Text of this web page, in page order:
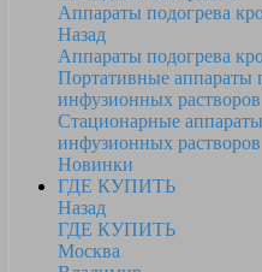
Аппараты подогрева
Назад
Аппараты подогрева
Портативные аппараты
инфузионных растворов
Стационарные
инфузионных растворов
Новинки
ГДЕ КУПИТЬ
Назад
ГДЕ КУПИТЬ
Москва